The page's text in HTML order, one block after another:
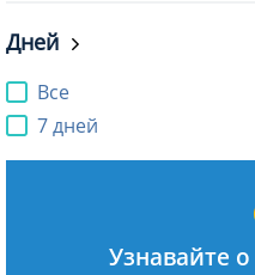
Дней
Все
7 дней
Узнавайте о